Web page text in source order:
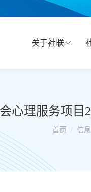
关于社联
心理服务项目
你在这里：
首页 信